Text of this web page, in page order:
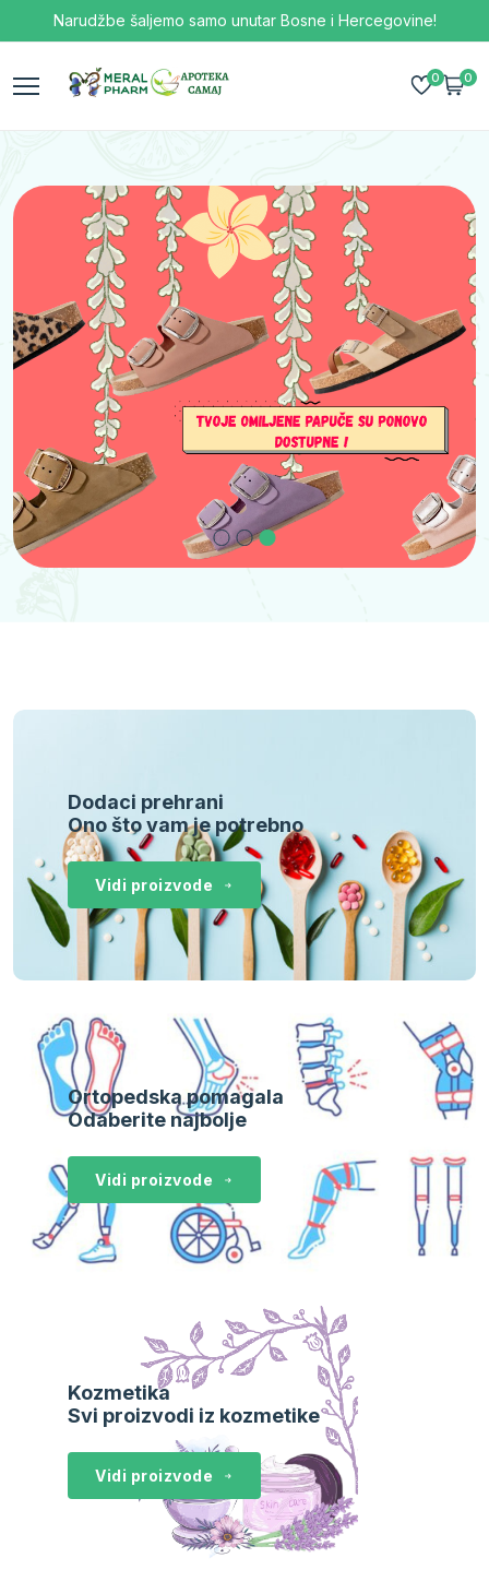
Narudžbe šaljemo samo unutar Bosne i Hercegovine!
0 0
Dodaci prehrani
Ono što vam je potrebno
Vidi proizvode
Ortopedska pomagala
Odaberite najbolje
Vidi proizvode
Kozmetika
Svi proizvodi iz kozmetike
Vidi proizvode